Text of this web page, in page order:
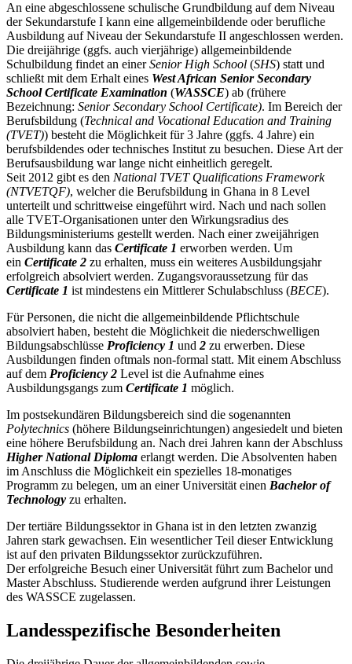
An eine abgeschlossene schulische Grundbildung auf dem Niveau
der Sekundarstufe I kann eine allgemeinbildende oder berufliche
Ausbildung auf Niveau der Sekundarstufe II angeschlossen werden.
Die dreijährige (ggfs. auch vierjährige) allgemeinbildende
Schulbildung findet an einerSenior High School (SHS) statt und
schließt mit dem Erhalt eines West African Senior Secondary
School Certificate Examination (WASSCE) ab (frühere
Bezeichnung: Senior Secondary School Certificate). Im Bereich der
Berufsbildung (Technical and Vocational Education and Training
(TVET)) besteht die Möglichkeit für 3 Jahre (ggfs. 4 Jahre) ein
berufsbildendes oder technisches Institut zu besuchen. Diese Art der
Berufsausbildung war lange nicht einheitlich geregelt.
Seit 2012 gibt es den National TVET Qualifications Framework
(NTVETQF), welcher die Berufsbildung in Ghana in 8 Level
unterteilt und schrittweise eingeführt wird. Nach und nach sollen
alle TVET-Organisationen unter den Wirkungsradius des
Bildungsministeriums gestellt werden. Nach einer zweijährigen
Ausbildung kann das Certificate 1 erworben werden. Um
ein Certificate 2 zu erhalten, muss ein weiteres Ausbildungsjahr
erfolgreich absolviert werden. Zugangsvoraussetzung für das
Certificate 1 ist mindestens ein Mittlerer Schulabschluss (BECE).
Für Personen, die nicht die allgemeinbildende Pflichtschule
absolviert haben, besteht die Möglichkeit die niederschwelligen
Bildungsabschlüsse Proficiency 1 und 2 zu erwerben. Diese
Ausbildungen finden oftmals non-formal statt. Mit einem Abschluss
auf dem Proficiency 2 Level ist die Aufnahme eines
Ausbildungsgangs zum Certificate 1 möglich.
Im postsekundären Bildungsbereich sind die sogenannten
Polytechnics (höhere Bildungseinrichtungen) angesiedelt und bieten
eine höhere Berufsbildung an. Nach drei Jahren kann der Abschluss
Higher National Diploma erlangt werden. Die Absolventen haben
im Anschluss die Möglichkeit ein spezielles 18-monatiges
Programm zu belegen, um an einer Universität einen Bachelor of
Technology zu erhalten.
Der tertiäre Bildungssektor in Ghana ist in den letzten zwanzig
Jahren stark gewachsen. Ein wesentlicher Teil dieser Entwicklung
ist auf den privaten Bildungssektor zurückzuführen.
Der erfolgreiche Besuch einer Universität führt zum Bachelor und
Master Abschluss. Studierende werden aufgrund ihrer Leistungen
des WASSCE zugelassen.
Landesspezifische Besonderheiten